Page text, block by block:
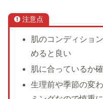
注意点
肌のコンディショ
めると良い
肌に合っているか
生理前や季節の変